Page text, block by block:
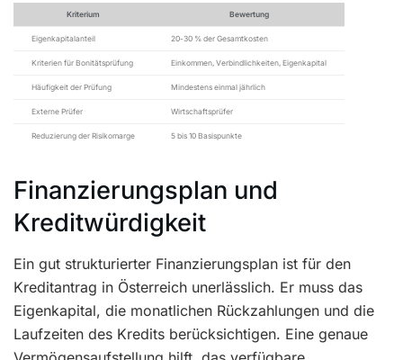
Kriterium Bewertung
Eigenkapitalanteil 20-30 % der Gesamtkosten
Kriterien für Bonitätsprüfung Einkommen, Verbindlichkeiten, Eigenkapital
Häufigkeit der Prüfung Mindestens einmal jährlich
Externe Prüfer Wirtschaftsprüfer
Reduzierung der Risikomarge 5 bis 10 Basispunkte
Finanzierungsplan und
Kreditwürdigkeit
Ein gut strukturierter Finanzierungsplan ist für den
Kreditantrag in Österreich unerlässlich. Er muss das
Eigenkapital, die monatlichen Rückzahlungen und die
Laufzeiten des Kredits berücksichtigen. Eine genaue